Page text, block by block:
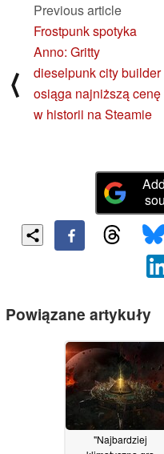
⟨
Previous article
Frostpunk spotyka
Anno: Gritty
dieselpunk city builder
osiąga najniższą cenę
w historii na Steamie
Powiązane artykuły
"Najbardziej